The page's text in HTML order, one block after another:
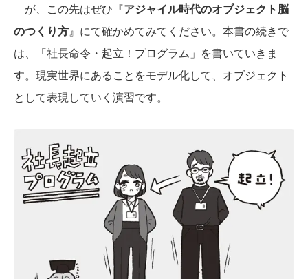
が、この先はぜひ『アジャイル時代のオブジェクト脳
のつくり方』にて確かめてみてください。本書の続きで
は、「社長命令・起立！プログラム」を書いていきま
す。現実世界にあることをモデル化して、オブジェクト
として表現していく演習です。